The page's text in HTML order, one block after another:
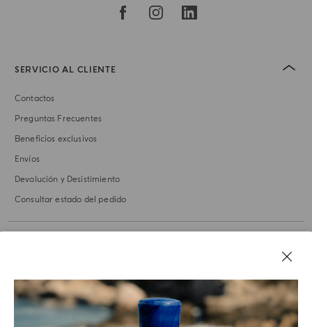
SERVICIO AL CLIENTE
Contactos
Preguntas Frecuentes
Beneficios exclusivos
Envíos
Devolución y Desistimiento
Consultar estado del pedido